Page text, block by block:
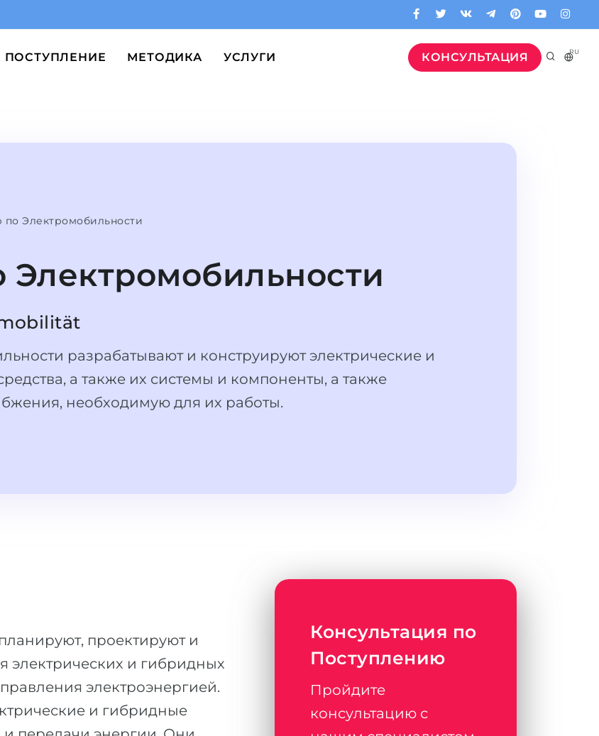
КОНСУЛЬТАЦИЯ RU
ПОСТУПЛЕНИЕ МЕТОДИКА УСЛУГИ
Электромобильности
разрабатывают и конструируют электрические и
а также их системы и компоненты, а также
необходимую для их работы.
проектируют и
электрических и гибридных
электроэнергией.
и гибридные
Консультация по
Поступлению
Пройдите
консультацию с